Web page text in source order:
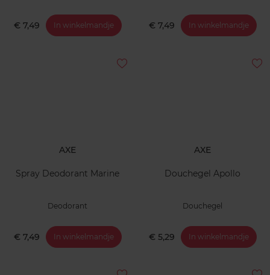
€ 7,49 In winkelmandje € 7,49 In winkelmandje
AXE
Spray Deodorant Marine
Deodorant
€ 7,49 In winkelmandje
AXE
Douchegel Apollo
Douchegel
€ 5,29 In winkelmandje